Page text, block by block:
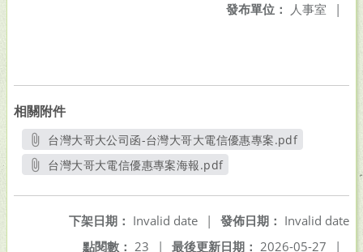
發布單位： 人事室 |
相關附件
台灣大哥大公司函-台灣大哥大電信優惠專案.pdf
另開新視窗
台灣大哥大電信優惠專案海報.pdf
發佈日期： Invalid date
下架日期： Invalid date
|
最後更新日期： 2026-05-27 |
點閱數： 23 |